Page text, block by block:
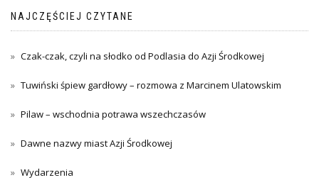
NAJCZĘŚCIEJ CZYTANE
Czak-czak, czyli na słodko od Podlasia do Azji Środkowej
Tuwiński śpiew gardłowy – rozmowa z Marcinem Ulatowskim
Pilaw – wschodnia potrawa wszechczasów
Dawne nazwy miast Azji Środkowej
Wydarzenia